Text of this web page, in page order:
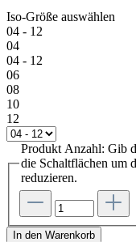
Iso-Größe auswählen
04 - 12
04
04 - 12
06
08
10
12
Produkt Anzahl: Gib
die Schaltflächen um
reduzieren.
In den Warenkorb